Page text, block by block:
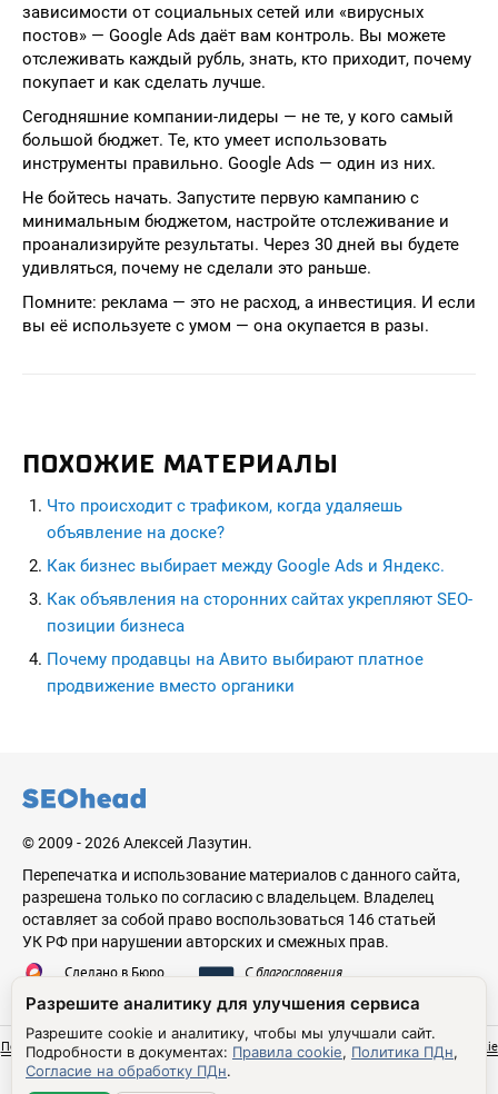
зависимости от социальных сетей или «вирусных
постов» — Google Ads даёт вам контроль. Вы можете
отслеживать каждый рубль, знать, кто приходит, почему
покупает и как сделать лучше.
Сегодняшние компании-лидеры — не те, у кого самый
большой бюджет. Те, кто умеет использовать
инструменты правильно. Google Ads — один из них.
Не бойтесь начать. Запустите первую кампанию с
минимальным бюджетом, настройте отслеживание и
проанализируйте результаты. Через 30 дней вы будете
удивляться, почему не сделали это раньше.
Помните: реклама — это не расход, а инвестиция. И если
вы её используете с умом — она окупается в разы.
ПОХОЖИЕ МАТЕРИАЛЫ
Что происходит с трафиком, когда удаляешь
объявление на доске?
Как бизнес выбирает между Google Ads и Яндекс.
Как объявления на сторонних сайтах укрепляют SEO-
позиции бизнеса
Почему продавцы на Авито выбирают платное
продвижение вместо органики
© 2009 - 2026 Алексей Лазутин.
Перепечатка и использование материалов с данного сайта,
разрешена только по согласию с владельцем. Владелец
оставляет за собой право воспользоваться 146 статьей
УК РФ при нарушении авторских и смежных прав.
Сделано в Бюро
С благословения
Политика обработки персональных данныхСогласие на обработку ПДнПравила cookie
Настройки cookie
Разрешите аналитику для улучшения сервиса
Разрешите cookie и аналитику, чтобы мы улучшали сайт.
Подробности в документах: Правила cookie, Политика ПДн,
Согласие на обработку ПДн.